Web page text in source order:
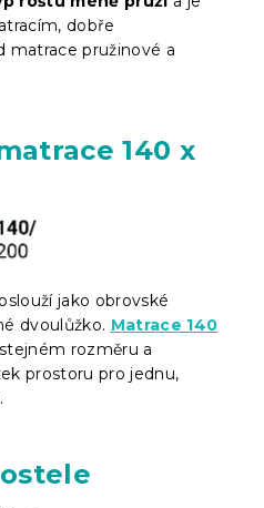
dobře
matrace pružinové a
140 x
jako obrovské
dvoulůžko. Matrace 140
rozměru a
prostoru pro jednu,